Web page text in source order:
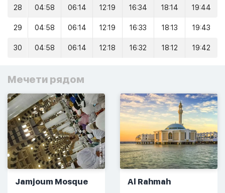
28 04:58 06:14 12:19 16:34 18:14 19:44
29 04:58 06:14 12:19 16:33 18:13 19:43
30 04:58 06:14 12:18 16:32 18:12 19:42
Мечети рядом
Jamjoum Mosque Al Rahmah